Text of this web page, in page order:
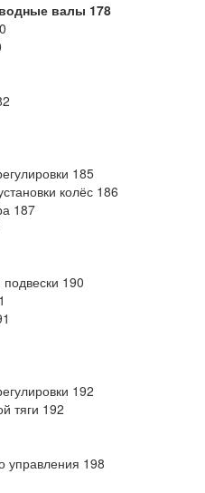
валы 178
185
колёс 186
187
190
192
тяги 192
управления 198